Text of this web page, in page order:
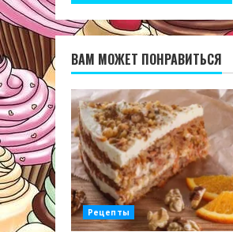
ВАМ МОЖЕТ ПОНРАВИТЬСЯ
Рецепты